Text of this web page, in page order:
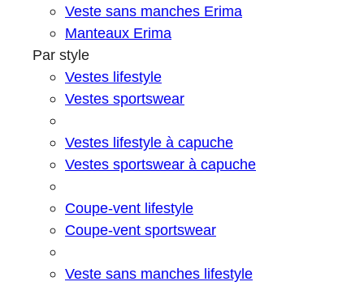
Veste sans manches Erima
Manteaux Erima
Par style
Vestes lifestyle
Vestes sportswear
Vestes lifestyle à capuche
Vestes sportswear à capuche
Coupe-vent lifestyle
Coupe-vent sportswear
Veste sans manches lifestyle